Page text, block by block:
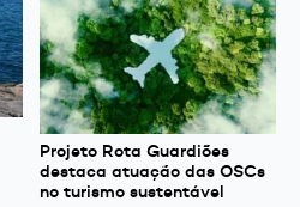
Projeto Rota Guardiões
destaca atuação das OSCs
no turismo sustentável